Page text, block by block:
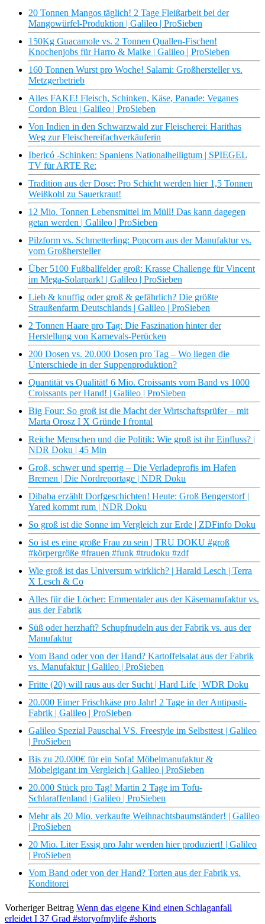
20 Tonnen Mangos täglich! 2 Tage Fleißarbeit bei der
Mangowürfel-Produktion | Galileo | ProSieben
150Kg Guacamole vs. 2 Tonnen Quallen-Fischen!
Knochenjobs für Harro & Maike | Galileo | ProSieben
160 Tonnen Wurst pro Woche! Salami: Großhersteller vs.
Metzgerbetrieb
Alles FAKE! Fleisch, Schinken, Käse, Panade: Veganes
Cordon Bleu | Galileo | ProSieben
Von Indien in den Schwarzwald zur Fleischerei: Harithas
Weg zur Fleischereifachverkäuferin
Ibericó -Schinken: Spaniens Nationalheiligtum | SPIEGEL
TV für ARTE Re:
Tradition aus der Dose: Pro Schicht werden hier 1,5 Tonnen
Weißkohl zu Sauerkraut!
12 Mio. Tonnen Lebensmittel im Müll! Das kann dagegen
getan werden | Galileo | ProSieben
Pilzform vs. Schmetterling: Popcorn aus der Manufaktur vs.
vom Großhersteller
Über 5100 Fußballfelder groß: Krasse Challenge für Vincent
im Mega-Solarpark! | Galileo | ProSieben
Lieb & knuffig oder groß & gefährlich? Die größte
Straußenfarm Deutschlands | Galileo | ProSieben
2 Tonnen Haare pro Tag: Die Faszination hinter der
Herstellung von Karnevals-Perücken
200 Dosen vs. 20.000 Dosen pro Tag – Wo liegen die
Unterschiede in der Suppenproduktion?
Quantität vs Qualität! 6 Mio. Croissants vom Band vs 1000
Croissants per Hand! | Galileo | ProSieben
Big Four: So groß ist die Macht der Wirtschaftsprüfer – mit
Marta Orosz I X Gründe I frontal
Reiche Menschen und die Politik: Wie groß ist ihr Einfluss? |
NDR Doku | 45 Min
Groß, schwer und sperrig – Die Verladeprofis im Hafen
Bremen | Die Nordreportage | NDR Doku
Dibaba erzählt Dorfgeschichten! Heute: Groß Bengerstorf |
Yared kommt rum | NDR Doku
So groß ist die Sonne im Vergleich zur Erde | ZDFinfo Doku
So ist es eine große Frau zu sein | TRU DOKU #groß
#körpergröße #frauen #funk #trudoku #zdf
Wie groß ist das Universum wirklich? | Harald Lesch | Terra
X Lesch & Co
Alles für die Löcher: Emmentaler aus der Käsemanufaktur vs.
aus der Fabrik
Süß oder herzhaft? Schupfnudeln aus der Fabrik vs. aus der
Manufaktur
Vom Band oder von der Hand? Kartoffelsalat aus der Fabrik
vs. Manufaktur | Galileo | ProSieben
Fritte (20) will raus aus der Sucht | Hard Life | WDR Doku
20.000 Eimer Frischkäse pro Jahr! 2 Tage in der Antipasti-
Fabrik | Galileo | ProSieben
Galileo Spezial Pauschal VS. Freestyle im Selbsttest | Galileo
| ProSieben
Bis zu 20.000€ für ein Sofa! Möbelmanufaktur &
Möbelgigant im Vergleich | Galileo | ProSieben
20.000 Stück pro Tag! Martin 2 Tage im Tofu-
Schlaraffenland | Galileo | ProSieben
Mehr als 20 Mio. verkaufte Weihnachtsbaumständer! | Galileo
| ProSieben
20 Mio. Liter Essig pro Jahr werden hier produziert! | Galileo
| ProSieben
Vom Band oder von der Hand? Torten aus der Fabrik vs.
Konditorei
Vorheriger Beitrag Wenn das eigene Kind einen Schlaganfall
erleidet I 37 Grad #storyofmylife #shorts